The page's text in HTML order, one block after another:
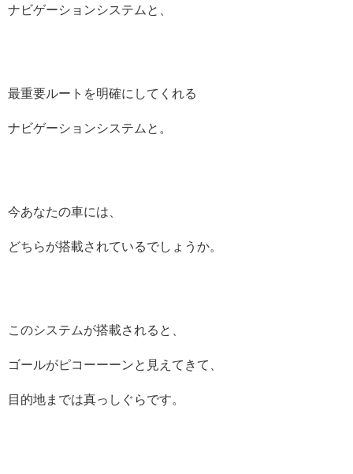
ナビゲーションシステムと、
最重要ルートを明確にしてくれる
ナビゲーションシステムと。
今あなたの車には、
どちらが搭載されているでしょうか。
このシステムが搭載されると、
ゴールがピコーーーンと見えてきて、
目的地までは真っしぐらです。